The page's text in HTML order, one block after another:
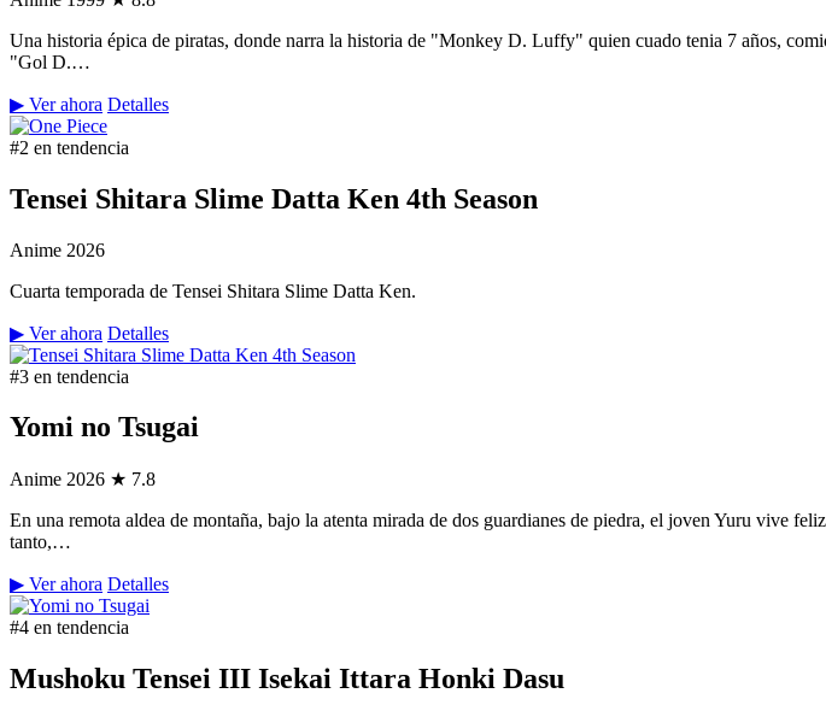
Una historia épica de piratas, donde narra la historia de "Monkey D. Luffy" quien cuado tenia 7 años,
"Gol D.…
▶ Ver ahora Detalles
#2 en tendencia
Tensei Shitara Slime Datta Ken 4th Season
Anime 2026
Cuarta temporada de Tensei Shitara Slime Datta Ken.
▶ Ver ahora Detalles
#3 en tendencia
Yomi no Tsugai
Anime 2026 ★ 7.8
En una remota aldea de montaña, bajo la atenta mirada de dos guardianes de piedra, el joven Yuru vive
tanto,…
▶ Ver ahora Detalles
#4 en tendencia
Mushoku Tensei III Isekai Ittara Honki Dasu